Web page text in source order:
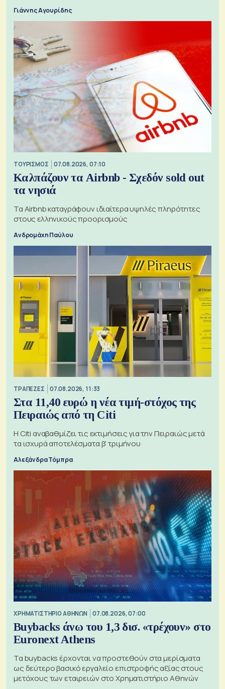
Γιάννης Αγουρίδης
ΤΟΥΡΙΣΜΟΣ 07.08.2026, 07:10
Καλπάζουν τα Airbnb - Σχεδόν sold out
τα νησιά
Τα Airbnb καταγράφουν ιδιαίτερα υψηλές πληρότητες
στους ελληνικούς προορισμούς
Ανδρομάχη Παύλου
ΤΡΑΠΕΖΕΣ 07.08.2026, 11:33
Στα 11,40 ευρώ η νέα τιμή-στόχος της
Πειραιώς από τη Citi
Η Citi αναβαθμίζει τις εκτιμήσεις για την Πειραιώς μετά
τα ισχυρά αποτελέσματα β' τριμήνου
Αλεξάνδρα Τόμπρα
XΡΗΜΑΤΙΣΤΗΡΙΟ ΑΘΗΝΩΝ 07.08.2026, 07:00
Buybacks άνω του 1,3 δισ. «τρέχουν» στο
Euronext Athens
Τα buybacks έρχονται να προστεθούν στα μερίσματα
ως δεύτερο βασικό εργαλείο επιστροφής αξίας στους
μετόχους των εταιρειών στο Χρηματιστήριο Αθηνών